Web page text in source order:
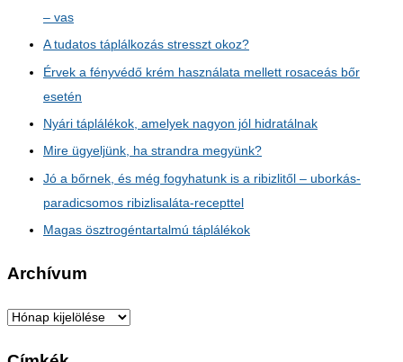
– vas
A tudatos táplálkozás stresszt okoz?
Érvek a fényvédő krém használata mellett rosaceás bőr
esetén
Nyári táplálékok, amelyek nagyon jól hidratálnak
Mire ügyeljünk, ha strandra megyünk?
Jó a bőrnek, és még fogyhatunk is a ribizlitől – uborkás-
paradicsomos ribizlisaláta-recepttel
Magas ösztrogéntartalmú táplálékok
Archívum
A